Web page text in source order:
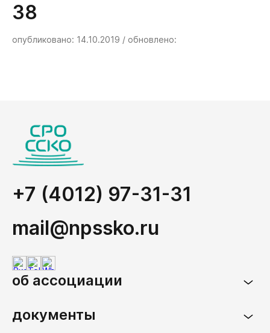
38
опубликовано: 14.10.2019 / обновлено:
+7 (4012) 97-31-31
mail@npssko.ru
об ассоциации
документы